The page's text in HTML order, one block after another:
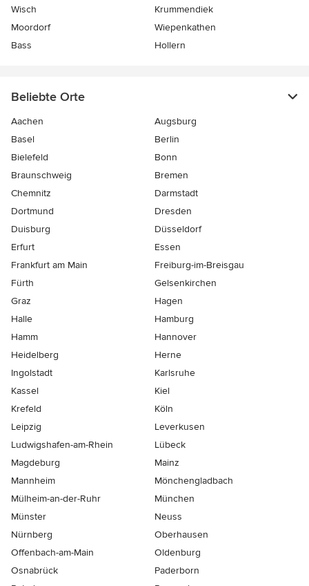
Wisch
Krummendiek
Moordorf
Wiepenkathen
Bass
Hollern
Beliebte Orte
Aachen
Augsburg
Basel
Berlin
Bielefeld
Bonn
Braunschweig
Bremen
Chemnitz
Darmstadt
Dortmund
Dresden
Duisburg
Düsseldorf
Erfurt
Essen
Frankfurt am Main
Freiburg-im-Breisgau
Fürth
Gelsenkirchen
Graz
Hagen
Halle
Hamburg
Hamm
Hannover
Heidelberg
Herne
Ingolstadt
Karlsruhe
Kassel
Kiel
Krefeld
Köln
Leipzig
Leverkusen
Ludwigshafen-am-Rhein
Lübeck
Magdeburg
Mainz
Mannheim
Mönchen­gladbach
Mülheim-an-der-Ruhr
München
Münster
Neuss
Nürnberg
Oberhausen
Offenbach-am-Main
Oldenburg
Osnabrück
Paderborn